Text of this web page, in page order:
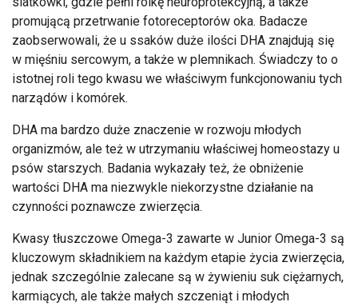
promującą przetrwanie fotoreceptorów oka. Badacze
zaobserwowali, że u ssaków duże ilości DHA znajdują się
w mięśniu sercowym, a także w plemnikach. Świadczy to o
istotnej roli tego kwasu we właściwym funkcjonowaniu tych
narządów i komórek.
DHA ma bardzo duże znaczenie w rozwoju młodych
organizmów, ale też w utrzymaniu właściwej homeostazy u
psów starszych. Badania wykazały też, że obniżenie
wartości DHA ma niezwykle niekorzystne działanie na
czynności poznawcze zwierzęcia.
Kwasy tłuszczowe Omega-3 zawarte w Junior Omega-3 są
kluczowym składnikiem na każdym etapie życia zwierzęcia,
jednak szczególnie zalecane są w żywieniu suk ciężarnych,
karmiących, ale także małych szczeniąt i młodych